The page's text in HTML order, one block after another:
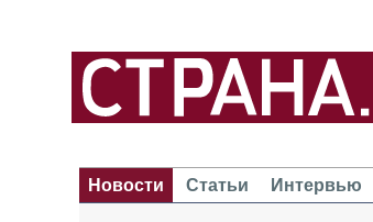
Новости
Статьи Интервью